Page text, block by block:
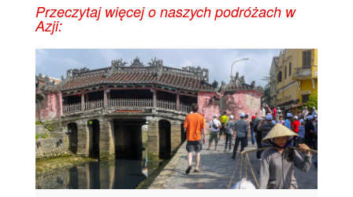
Przeczytaj więcej o naszych podróżach w
Azji: